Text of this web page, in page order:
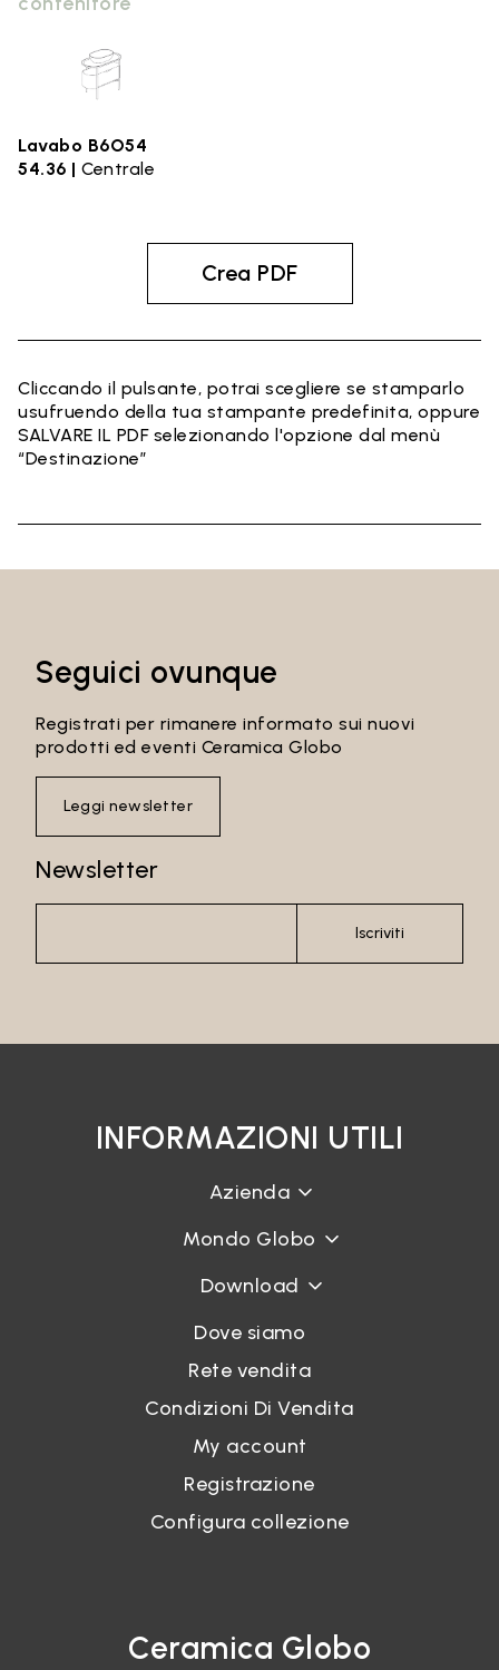
Lavabo B6O54
54.36 | Centrale
Crea PDF
Cliccando il pulsante, potrai scegliere se stamparlo
usufruendo della tua stampante predefinita, oppure
SALVARE IL PDF selezionando l'opzione dal menù
“Destinazione”
Seguici ovunque
Registrati per rimanere informato sui nuovi
prodotti ed eventi Ceramica Globo
Leggi newsletter
Newsletter
Iscriviti
INFORMAZIONI UTILI
Azienda
Mondo Globo
Download
Dove siamo
Rete vendita
Condizioni Di Vendita
My account
Registrazione
Configura collezione
Ceramica Globo